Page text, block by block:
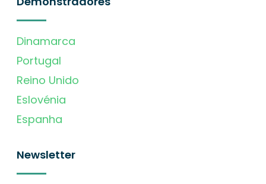
Dinamarca
Portugal
Reino Unido
Eslovénia
Espanha
Newsletter